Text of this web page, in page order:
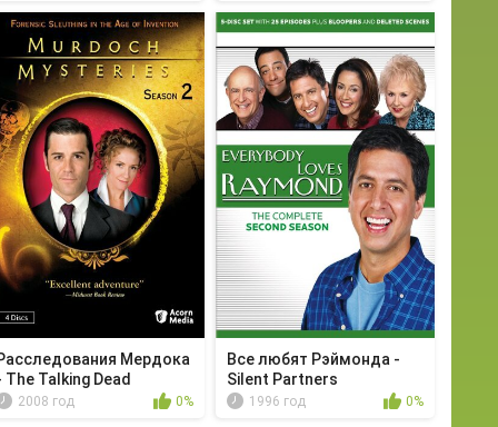
Мердока
The Talking Dead
2008 год 0%
Все любят Рэймонда -
Silent Partners
1996 год 0%